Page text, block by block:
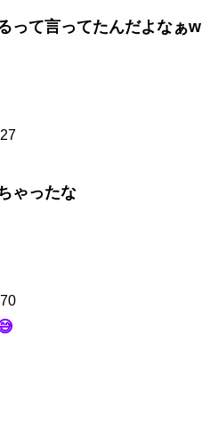
って言ってたんだよなぁw
ゃったな